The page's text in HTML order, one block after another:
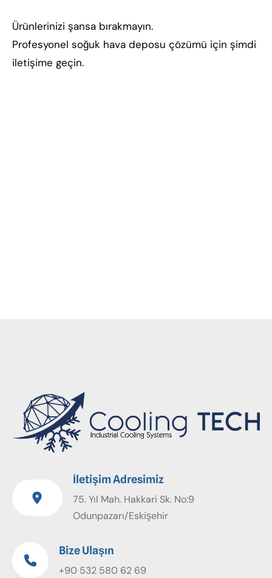
Ürünlerinizi şansa bırakmayın.
Profesyonel soğuk hava deposu çözümü için şimdi
iletişime geçin.
İletişim Adresimiz
75. Yıl Mah. Hakkari Sk. No:9
Odunpazarı/Eskişehir
Bize Ulaşın
+90 532 580 62 69